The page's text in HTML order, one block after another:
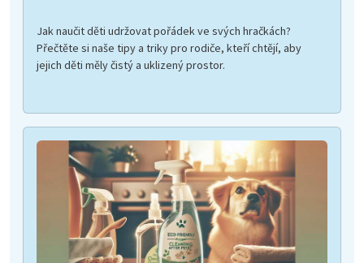
Jak naučit děti udržovat pořádek ve svých hračkách?
Přečtěte si naše tipy a triky pro rodiče, kteří chtějí, aby
jejich děti měly čistý a uklizený prostor.